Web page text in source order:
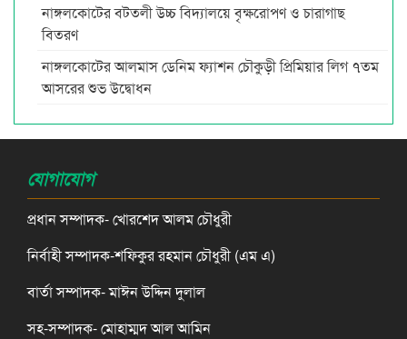
নাঙ্গলকোটের বটতলী উচ্চ বিদ্যালয়ে বৃক্ষরোপণ ও চারাগাছ
বিতরণ
নাঙ্গলকোটের আলমাস ডেনিম ফ্যাশন চৌকুড়ী প্রিমিয়ার লিগ ৭তম
আসরের শুভ উদ্বোধন
যোগাযোগ
প্রধান সম্পাদক- খোরশেদ আলম চৌধুরী
নির্বাহী সম্পাদক-শফিকুর রহমান চৌধুরী (এম এ)
বার্তা সম্পাদক- মাঈন উদ্দিন দুলাল
সহ-সম্পাদক- মোহাম্মদ আল আমিন